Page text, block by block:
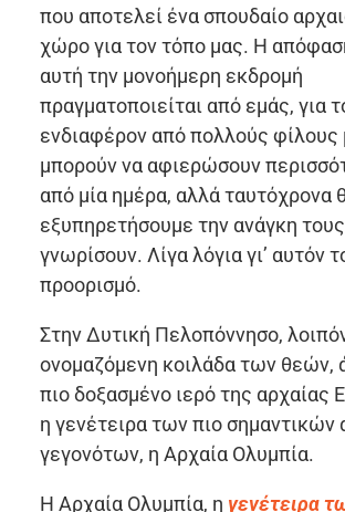
που αποτελεί ένα σπουδαίο
χώρο για τον τόπο μας. Η
αυτή την μονοήμερη εκδρομή
πραγματοποιείται από εμάς, για
ενδιαφέρον από πολλούς φίλους
μπορούν να αφιερώσουν
από μία ημέρα, αλλά ταυτόχρονα
εξυπηρετήσουμε την ανάγκη
γνωρίσουν. Λίγα λόγια γι’ αυτόν
προορισμό.
Στην Δυτική Πελοπόννησο,
ονομαζόμενη κοιλάδα των θεών,
πιο δοξασμένο ιερό της αρχαίας
η γενέτειρα των πιο σημαντικών
γεγονότων, η Αρχαία Ολυμπία.
Η Αρχαία Ολυμπία, η γενέτειρα